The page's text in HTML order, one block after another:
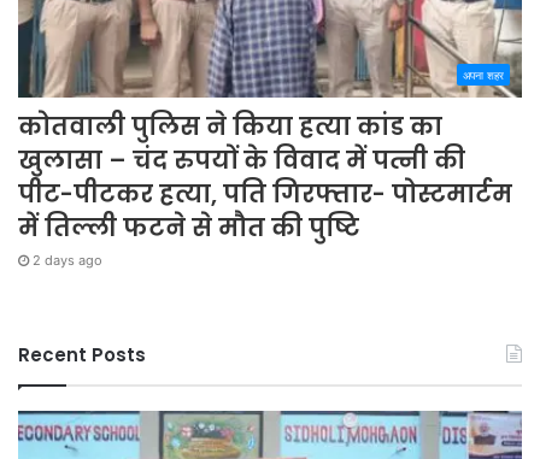
अपना शहर
कोतवाली पुलिस ने किया हत्या कांड का
खुलासा – चंद रुपयों के विवाद में पत्नी की
पीट-पीटकर हत्या, पति गिरफ्तार- पोस्टमार्टम
में तिल्ली फटने से मौत की पुष्टि
2 days ago
Recent Posts